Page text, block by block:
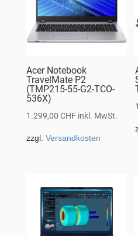
Acer Notebook
TravelMate P2
(TMP215-55-G2-TCO-
536X)
1.299,00 CHF inkl. MwSt.
zzgl. Versandkosten